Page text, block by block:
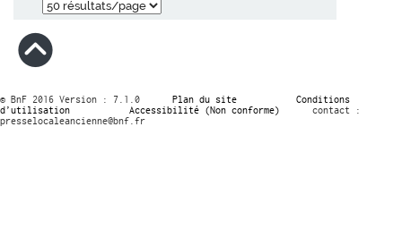
© BnF 2016 Version : 7.1.0 Plan du site
Conditions
d’utilisation
Accessibilité (Non conforme)
contact :
presselocaleancienne@bnf.fr